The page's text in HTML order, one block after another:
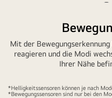
Mit der
reagieren und die Modi
Ihrer Nähe
*Helligkeitssensoren können je nach
*Bewegungssensoren sind nur bei den